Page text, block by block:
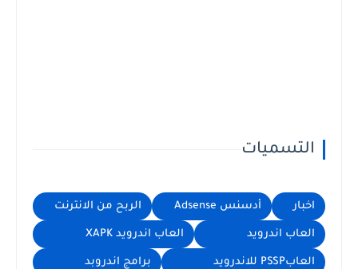
التسميات
اخبار أدسنس Adsense الربح من الانترنت
العاب اندرويد العاب اندرويد XAPK
العابPSSP للاندرويد برامج اندروبد